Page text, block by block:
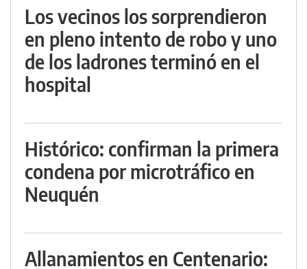
Los vecinos los sorprendieron
en pleno intento de robo y uno
de los ladrones terminó en el
hospital
Histórico: confirman la primera
condena por microtráfico en
Neuquén
Allanamientos en Centenario: